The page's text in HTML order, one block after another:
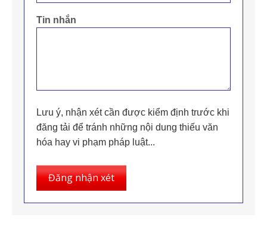
Tin nhắn
Lưu ý, nhận xét cần được kiểm định trước khi
đăng tải để tránh những nội dung thiếu văn
hóa hay vi phạm pháp luật...
Đăng nhận xét